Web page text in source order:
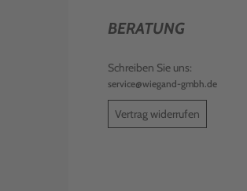
BERATUNG
Schreiben Sie uns:
service@wiegand-gmbh.de
Vertrag widerrufen